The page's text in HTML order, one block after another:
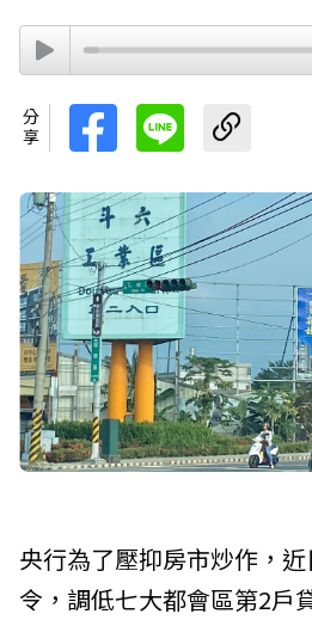
分享
央行為了壓抑房市炒作，
令，調低七大都會區第2戶